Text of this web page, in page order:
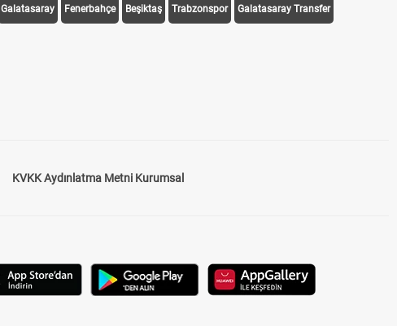
Galatasaray Fenerbahçe Beşiktaş Trabzonspor Galatasaray Transfer
KVKK Aydınlatma Metni Kurumsal